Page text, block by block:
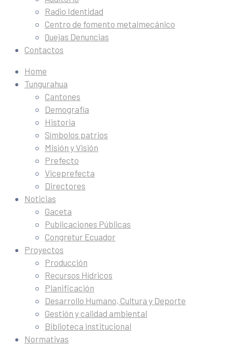
Radio Identidad
Centro de fomento metalmecánico
Quejas Denuncias
Contactos
Home
Tungurahua
Cantones
Demografía
Historia
Símbolos patrios
Misión y Visión
Prefecto
Viceprefecta
Directores
Noticias
Gaceta
Publicaciones Públicas
Congretur Ecuador
Proyectos
Producción
Recursos Hídricos
Planificación
Desarrollo Humano, Cultura y Deporte
Gestión y calidad ambiental
Biblioteca institucional
Normativas